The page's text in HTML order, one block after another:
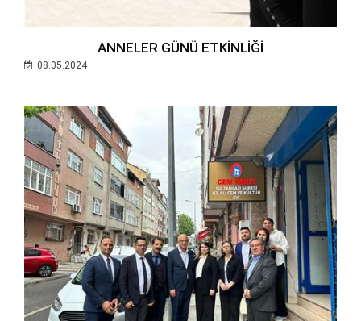
ANNELER GÜNÜ ETKİNLİĞİ
08.05.2024